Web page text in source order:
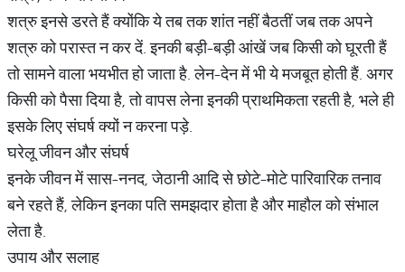
शत्रु इनसे डरते हैं क्योंकि ये तब तक शांत नहीं बैठतीं जब तक अपने
शत्रु को परास्त न कर दें. इनकी बड़ी-बड़ी आंखें जब किसी को घूरती हैं
तो सामने वाला भयभीत हो जाता है. लेन-देन में भी ये मजबूत होती हैं. अगर
किसी को पैसा दिया है, तो वापस लेना इनकी प्राथमिकता रहती है, भले ही
इसके लिए संघर्ष क्यों न करना पड़े.
घरेलू जीवन और संघर्ष
इनके जीवन में सास-ननद, जेठानी आदि से छोटे-मोटे पारिवारिक तनाव
बने रहते हैं, लेकिन इनका पति समझदार होता है और माहौल को संभाल
लेता है.
उपाय और सलाह